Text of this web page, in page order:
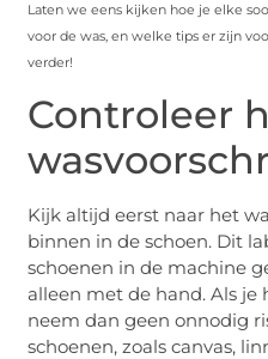
Laten we eens kijken hoe je elke
voor de was, en welke tips er zijn
verder!
Controleer
Kijk altijd eerst naar het
binnen in de schoen. Dit
schoenen in de machine
alleen met de hand. Als
neem dan geen onnodig
schoenen, zoals canvas,